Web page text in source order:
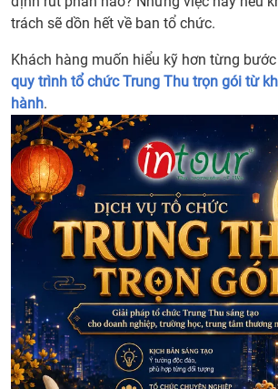
trách sẽ dồn hết về ban tổ chức.
Khách hàng muốn hiểu kỹ hơn từng
quy trình tổ chức Trung Thu trọn gói từ
hành.